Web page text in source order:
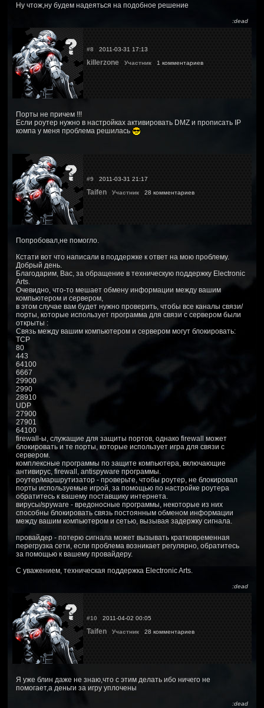
Ну чтож,ну будем надеяться на подобное решение
:dead
#8 2011-03-31 17:13
killerzone Участник 1 комментариев
Порты не причем !!!
Если роутер нужно в настройках активировать DMZ и прописать IP
компа у меня проблема решилась
#9 2011-03-31 21:17
Taifen Участник 28 комментариев
Попробовал,не помогло.
Кстати вот что написали в поддержке к ответ на мою проблему.
Добрый день.
Благодарим, Вас, за обращение в техническую поддержку Electronic
Arts.
Очевидно, что-то мешает обмену информации между вашим
компьютером и сервером,
в этом случае вам будет нужно проверить, чтобы все каналы связи/
порты, которые использует программа для связи с сервером были
открыты :
Связь между вашим компьютером и сервером могут блокировать:
TCP
80
443
64100
6667
29900
2990
28910
UDP
27900
27901
64100
firewall-ы, служащие для защиты портов, однако firewall может
блокировать и те порты, которые использует игра для связи с
сервером.
комплексные программы по защите компьютера, включающие
антивирус, firewall, antispyware программы.
роутер/маршрутизатор - проверьте, чтобы роутер, не блокировал
порты используемые игрой, за помощью по настройке роутера
обратитесь к вашему поставщику интернета.
вирусы/spyware - вредоносные программы, некоторые из них
способны блокировать связь постоянным обменом информации
между вашим компьютером и сетью, вызывая задержку сигнала.
провайдер - потерю сигнала может вызывать кратковременная
перегрузка сети, если проблема возникает регулярно, обратитесь
за помощью к вашему провайдеру.
С уважением, техническая поддержка Electronic Arts.
:dead
#10 2011-04-02 00:05
Taifen Участник 28 комментариев
Я уже блин даже не знаю,что с этим делать ибо ничего не
помогает,а деньги за игру уплочены
:dead